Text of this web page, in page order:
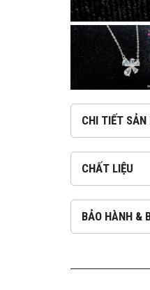
CHI TIẾT SẢN
CHẤT LIỆU
BẢO HÀNH &